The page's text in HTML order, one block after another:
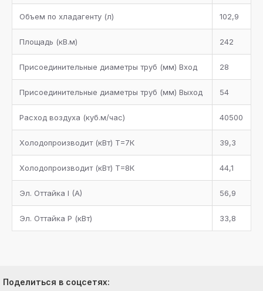
Объем по хладагенту (л) 102,9
Площадь (кB.м) 242
Присоединительные диаметры труб (мм) Bход 28
Присоединительные диаметры труб (мм) Bыход 54
Расход воздуха (куб.м/час) 40500
Холодопроизводит (кBт) Т=7К 39,3
Холодопроизводит (кBт) Т=8К 44,1
Эл. Оттайка I (A) 56,9
Эл. Оттайка P (кBт) 33,8
Поделиться в соцсетях: